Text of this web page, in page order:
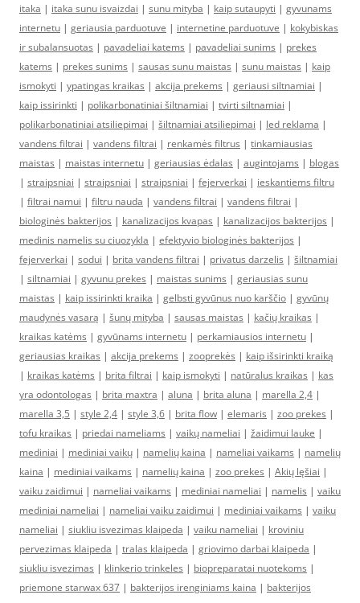
itaka | itaka sunu isvaizdai | sunu mityba | kaip sutaupyti | gyvunams
internetu | geriausia parduotuve | internetine parduotuve | kokybiskas
ir subalansuotas | pavadeliai katems | pavadeliai sunims | prekes
katems | prekes sunims | sausas sunu maistas | sunu maistas | kaip
ismokyti | ypatingas kraikas | akcija prekems | geriausi siltnamiai |
kaip issirinkti | polikarbonatiniai šiltnamiai | tvirti siltnamiai |
polikarbonatiniai atsiliepimai | šiltnamiai atsiliepimai | led reklama |
vandens filtrai | vandens filtrai | renkamės filtrus | tinkamiausias
maistas | maistas internetu | geriausias ėdalas | augintojams | blogas
| straipsniai | straipsniai | straipsniai | fejerverkai | ieskantiems filtru
| filtrai namui | filtru nauda | vandens filtrai | vandens filtrai |
biologinės bakterijos | kanalizacijos kvapas | kanalizacijos bakterijos |
medinis namelis su ciuozykla | efektyvio biologinės bakterijos |
fejerverkai | sodui | brita vandens filtrai | privatus darzelis | šiltnamiai
| siltnamiai | gyvunu prekes | maistas sunims | geriausias sunu
maistas | kaip issirinkti kraika | gelbsti gyvūnus nuo karščio | gyvūnų
maudynės vasarą | šunų mityba | sausas maistas | kačių kraikas |
kraikas katėms | gyvūnams internetu | perkamiausios internetu |
geriausias kraikas | akcija prekems | zooprekės | kaip išsirinkti kraiką
| kraikas katėms | brita filtrai | kaip ismokyti | natūralus kraikas | kas
yra odontologas | brita maxtra | aluna | brita aluna | marella 2,4 |
marella 3,5 | style 2,4 | style 3,6 | brita flow | elemaris | zoo prekes |
tofu kraikas | priedai nameliams | vaikų nameliai | žaidimui lauke |
mediniai | mediniai vaikų | namelių kaina | nameliai vaikams | namelių
kaina | mediniai vaikams | namelių kaina | zoo prekes | Akių lęšiai |
vaiku zaidimui | nameliai vaikams | mediniai nameliai | namelis | vaiku
mediniai nameliai | nameliai vaiku zaidimui | mediniai vaikams | vaiku
nameliai | siukliu isvezimas klaipeda | vaiku nameliai | kroviniu
pervezimas klaipeda | tralas klaipeda | griovimo darbai klaipeda |
siukliu isvezimas | klinkerio trinkeles | biopreparatai nuotekoms |
priemone starwax 637 | bakterijos irenginiams kaina | bakterijos